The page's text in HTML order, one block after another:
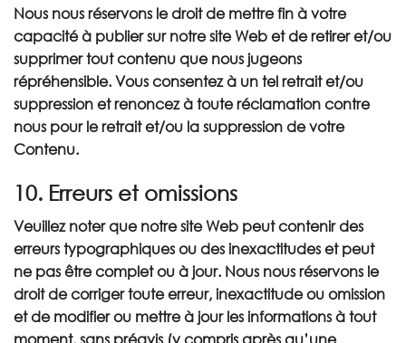
Nous nous réservons le droit de mettre fin à votre
capacité à publier sur notre site Web et de retirer et/ou
supprimer tout contenu que nous jugeons
répréhensible. Vous consentez à un tel retrait et/ou
suppression et renoncez à toute réclamation contre
nous pour le retrait et/ou la suppression de votre
Contenu.
10. Erreurs et omissions
Veuillez noter que notre site Web peut contenir des
erreurs typographiques ou des inexactitudes et peut
ne pas être complet ou à jour. Nous nous réservons le
droit de corriger toute erreur, inexactitude ou omission
et de modifier ou mettre à jour les informations à tout
moment, sans préavis (y compris après qu’une